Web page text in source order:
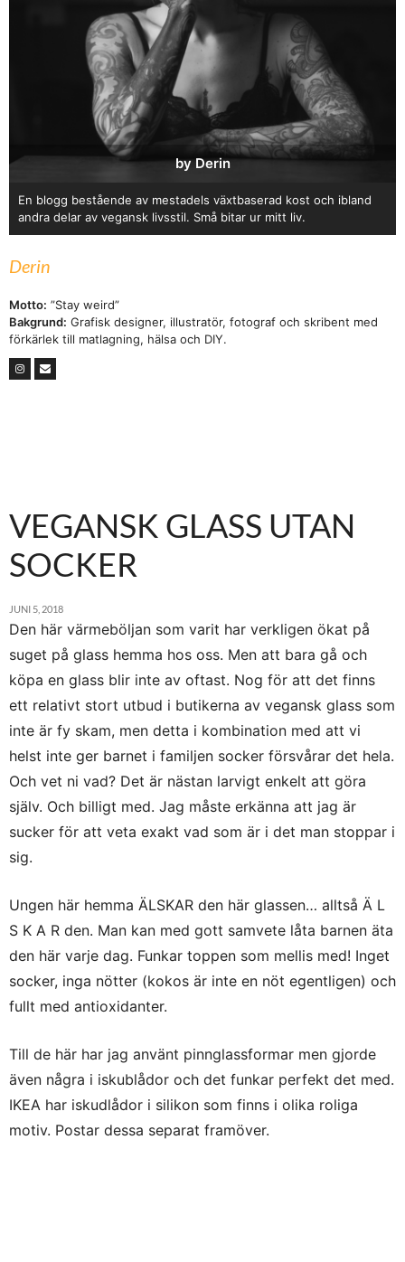
by Derin
En blogg bestående av mestadels växtbaserad kost och ibland
andra delar av vegansk livsstil. Små bitar ur mitt liv.
Derin
Motto: ”Stay weird”
Bakgrund: Grafisk designer, illustratör, fotograf och skribent med
förkärlek till matlagning, hälsa och DIY.
VEGANSK GLASS UTAN
SOCKER
JUNI 5, 2018
Den här värmeböljan som varit har verkligen ökat på
suget på glass hemma hos oss. Men att bara gå och
köpa en glass blir inte av oftast. Nog för att det finns
ett relativt stort utbud i butikerna av vegansk glass som
inte är fy skam, men detta i kombination med att vi
helst inte ger barnet i familjen socker försvårar det hela.
Och vet ni vad? Det är nästan larvigt enkelt att göra
själv. Och billigt med. Jag måste erkänna att jag är
sucker för att veta exakt vad som är i det man stoppar i
sig.
Ungen här hemma ÄLSKAR den här glassen… alltså Ä L
S K A R den. Man kan med gott samvete låta barnen äta
den här varje dag. Funkar toppen som mellis med! Inget
socker, inga nötter (kokos är inte en nöt egentligen) och
fullt med antioxidanter.
Till de här har jag använt pinnglassformar men gjorde
även några i iskublådor och det funkar perfekt det med.
IKEA har iskudlådor i silikon som finns i olika roliga
motiv. Postar dessa separat framöver.